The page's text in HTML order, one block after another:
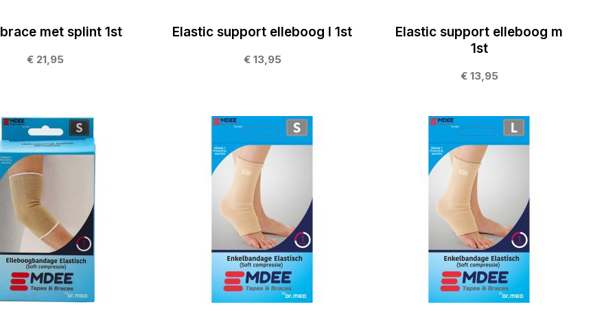
met splint 1st
€ 21,95
Elastic support elleboog l 1st
€ 13,95
Elastic support elleboog m
1st
€ 13,95